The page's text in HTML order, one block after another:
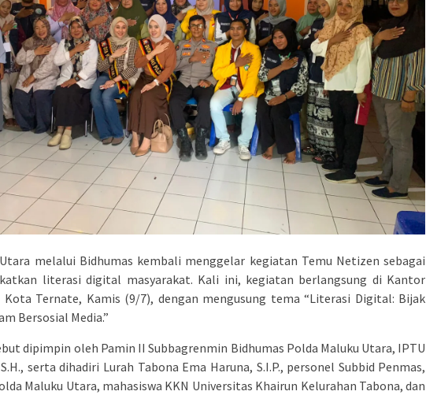
melalui Bidhumas kembali menggelar kegiatan Temu Netizen sebagai
literasi digital masyarakat. Kali ini, kegiatan berlangsung di Kantor
Kota Ternate, Kamis (9/7), dengan mengusung tema “Literasi Digital: Bijak
Bersosial Media.”
dipimpin oleh Pamin II Subbagrenmin Bidhumas Polda Maluku Utara, IPTU
serta dihadiri Lurah Tabona Ema Haruna, S.I.P., personel Subbid Penmas,
Maluku Utara, mahasiswa KKN Universitas Khairun Kelurahan Tabona, dan